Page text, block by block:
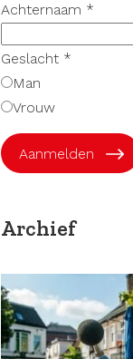
Achternaam *
Geslacht *
Man
Vrouw
Archief